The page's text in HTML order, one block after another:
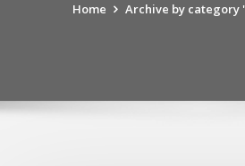
Home Archive by category